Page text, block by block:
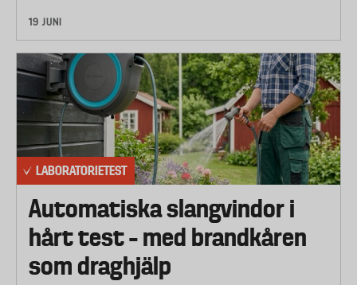
bröstkorg 14 %.
Vid slutbetyget har skydd vid frontalkollision viktats
tre gånger högre än skydd vid sidokollision.
19 JUNI
LABORATORIETEST
Automatiska slangvindor i
hårt test – med brandkåren
som draghjälp